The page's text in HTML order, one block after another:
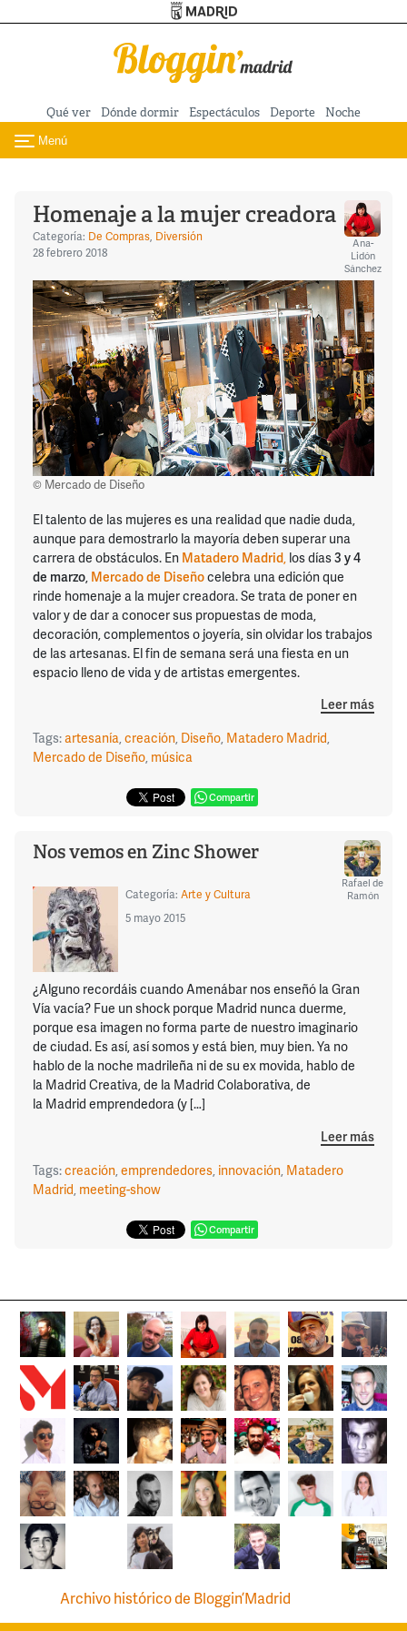
Pasar al contenido principal
Qué ver Dónde dormir Espectáculos Deporte Noche
Toggle navigation
Menú
Homenaje a la mujer creadora
Categoría: De Compras, Diversión
28 febrero 2018
Ana-
Lidón
Sánchez
© Mercado de Diseño
El talento de las mujeres es una realidad que nadie duda,
aunque para demostrarlo la mayoría deben superar una
carrera de obstáculos. En Matadero Madrid, los días3 y 4
de marzo, Mercado de Diseñocelebra una edición que
rinde homenaje a la mujer creadora. Se trata de poner en
valor y de dar a conocer sus propuestas de moda,
decoración, complementos o joyería, sin olvidar los trabajos
de las artesanas. El fin de semana será una fiesta en un
espacio lleno de vida y de artistas emergentes.
Leer más
Tags:artesanía,creación, Diseño, Matadero Madrid,
Mercado de Diseño, música
Compartir
Nos vemos en Zinc Shower
Rafael de
Ramón
Categoría: Arte y Cultura
5 mayo 2015
¿Alguno recordáis cuando Amenábar nos enseñó la Gran
Vía vacía? Fue un shock porque Madrid nunca duerme,
porque esa imagen no forma parte de nuestro imaginario
de ciudad. Es así, así somos y está bien, muy bien. Ya no
hablo de la noche madrileña ni de su ex movida, hablo de
la Madrid Creativa, de la Madrid Colaborativa, de
la Madrid emprendedora (y […]
Leer más
Tags:creación emprendedores innovación Matadero
Madrid meeting-show
Compartir
Archivo histórico de Bloggin’Madrid